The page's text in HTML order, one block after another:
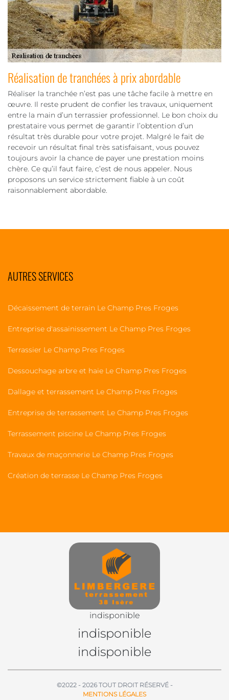
Réalisation de tranchées à prix abordable
Réaliser la tranchée n’est pas une tâche facile à mettre en
œuvre. Il reste prudent de confier les travaux, uniquement
entre la main d’un terrassier professionnel. Le bon choix du
prestataire vous permet de garantir l’obtention d’un
résultat très durable pour votre projet. Malgré le fait de
recevoir un résultat final très satisfaisant, vous pouvez
toujours avoir la chance de payer une prestation moins
chère. Ce qu’il faut faire, c’est de nous appeler. Nous
proposons un service strictement fiable à un coût
raisonnablement abordable.
AUTRES SERVICES
Décaissement de terrain Le Champ Pres Froges
Entreprise d'assainissement Le Champ Pres Froges
Terrassier Le Champ Pres Froges
Dessouchage arbre et haie Le Champ Pres Froges
Dallage et terrassement Le Champ Pres Froges
Entreprise de terrassement Le Champ Pres Froges
Terrassement piscine Le Champ Pres Froges
Travaux de maçonnerie Le Champ Pres Froges
Création de terrasse Le Champ Pres Froges
indisponible
indisponible
indisponible
©2022 - 2026 TOUT DROIT RÉSERVÉ -
MENTIONS LÉGALES